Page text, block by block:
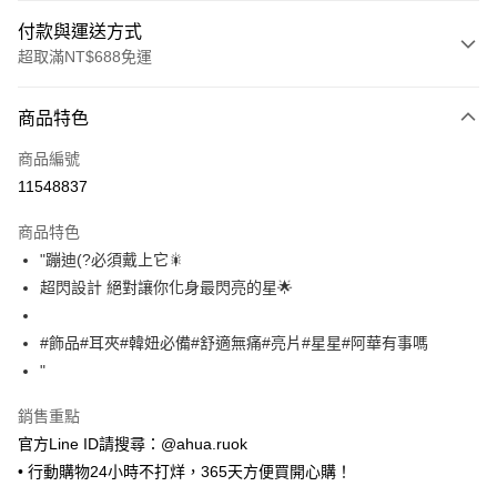
付款與運送方式
超取滿NT$688免運
信用卡一次付款
超商取貨付款
Apple Pay
街口支付
悠遊付
Google Pay
ATM付款
運送方式
商品特色
商品編號
11548837
商品特色
"蹦迪(?必須戴上它🎇
超閃設計 絕對讓你化身最閃亮的星🌟
#飾品#耳夾#韓妞必備#舒適無痛#亮片#星星#阿華有事嗎
"
銷售重點
官方Line ID請搜尋：@ahua.ruok
• 行動購物24小時不打烊，365天方便買開心購！